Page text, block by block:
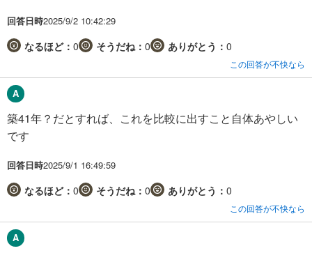
回答日時2025/9/2 10:42:29
なるほど： 0 そうだね： 0 ありがとう： 0
この回答が不快なら
築41年？だとすれば、これを比較に出すこと自体あやしい
です
回答日時2025/9/1 16:49:59
なるほど： 0 そうだね： 0 ありがとう： 0
この回答が不快なら